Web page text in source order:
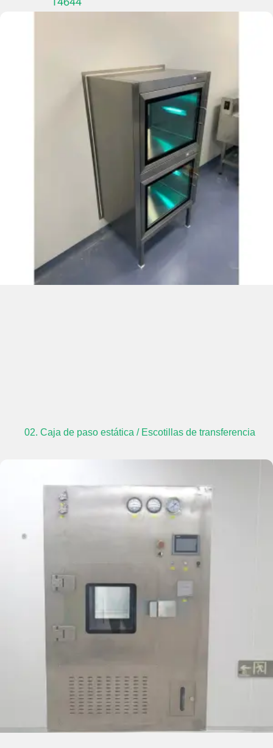
02. Caja de paso estática / Escotillas de transferencia